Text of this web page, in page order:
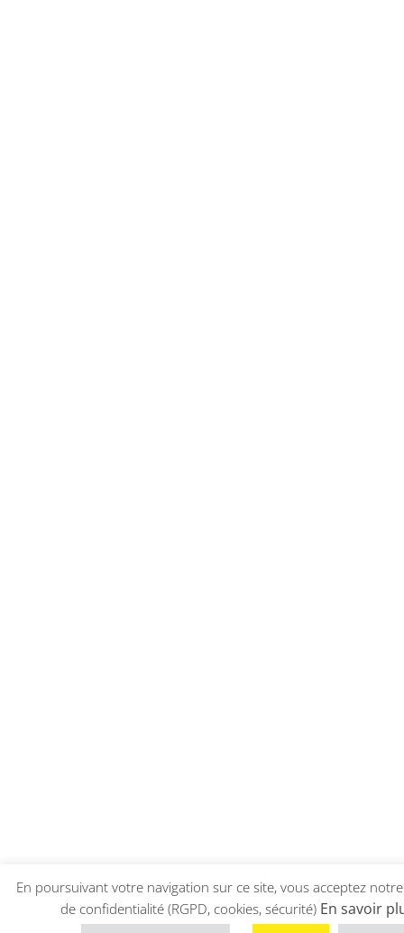
En poursuivant votre navigation sur ce site, vous acceptez
de confidentialité (RGPD, cookies, sécurité) En savoir